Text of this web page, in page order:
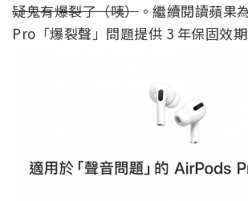
疑鬼有爆裂了（咦）。繼續閱讀蘋果
Pro「爆裂聲」問題提供 3 年保固效